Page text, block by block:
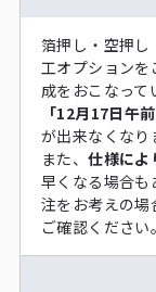
箔押し・空押
工オプション
成をおこなっ
「12月17日午前
が出来なくなり
また、仕様によ
早くなる場合
注をお考えの
ご確認ください。